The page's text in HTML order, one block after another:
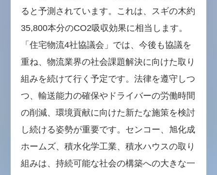
ると予測されています。これは、スギの木約
35,800本分のCO2吸収効果に相当します。
「住宅物流4社協議会」では、今後も協議を
重ね、物流業界の社会課題解決に向けた取り
組みを続けて行く予定です。法律を遵守しつ
つ、輸送能力の確保やドライバーの労働時間
の削減、環境貢献に向けた新たな施策を検討
し続ける姿勢が重要です。センコー、旭化成
ホームズ、積水化学工業、積水ハウスの取り
組みは、持続可能な社会の構築への大きな一